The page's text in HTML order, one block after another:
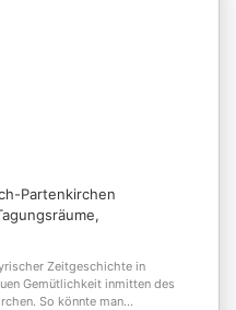
Partenkirchen
Zeitgeschichte in
Gemütlichkeit inmitten des
So könnte man...